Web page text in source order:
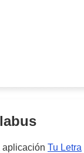
aplicación Tu Letra